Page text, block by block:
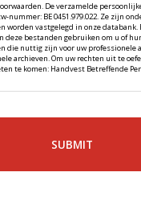
. De verzamelde
nummer: BE 0451.979.022. Ze zijn
worden vastgelegd in onze databank.
deze bestanden gebruiken om u of
die nuttig zijn voor uw professionele
archieven. Om uw rechten uit te
te komen: Handvest Betreffende